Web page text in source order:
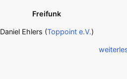
Freifunk
Daniel Ehlers (Toppoint e.V.)